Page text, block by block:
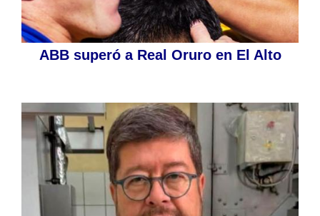
ABB superó a Real Oruro en El Alto